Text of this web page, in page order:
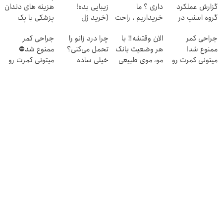
گزارش عملکرد
گروه اسنپ در
داری ؟ ما
خریداریم ، راحت
زیبایی بده!
(خرید ژل
دندان
با40%تخفیف)
هزینه های دندان
پزشکی با پک
خانگی
جراحی کمر
ممنوع شد!
میتونی کمرت رو
الان وقتشه‼️ با
هر وضعیت بانک
مو، موی طبیعی
چرا درد زانو را
تحمل می‌کنی؟
خیلی ساده
جراحی کمر
ممنوع شد⛔
میتونی کمرت رو